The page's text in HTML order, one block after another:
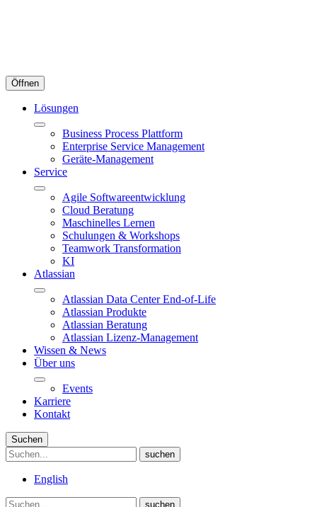
Öffnen
Lösungen
Business Process Plattform
Enterprise Service Management
Geräte-Management
Service
Agile Softwareentwicklung
Cloud Beratung
Maschinelles Lernen
Schulungen & Workshops
Teamwork Transformation
KI
Atlassian
Atlassian Data Center End-of-Life
Atlassian Produkte
Atlassian Beratung
Atlassian Lizenz-Management
Wissen & News
Über uns
Events
Karriere
Kontakt
Suchen
English